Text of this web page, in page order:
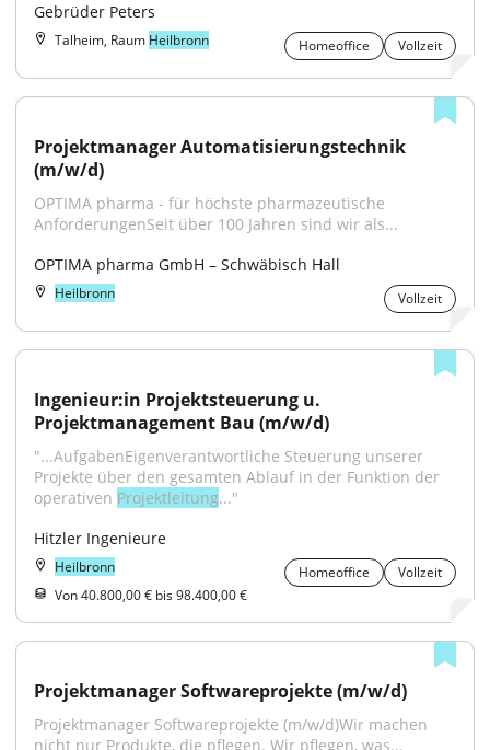
Gebrüder Peters
Talheim, Raum Heilbronn Homeoffice Vollzeit
Projektmanager Automatisierungstechnik
(m/w/d)
OPTIMA pharma - für höchste pharmazeutische
AnforderungenSeit über 100 Jahren sind wir als...
OPTIMA pharma GmbH – Schwäbisch Hall
Heilbronn Vollzeit
Ingenieur:in Projektsteuerung u.
Projektmanagement Bau (m/w/d)
"...AufgabenEigenverantwortliche Steuerung unserer
Projekte über den gesamten Ablauf in der Funktion der
operativen Projektleitung..."
Hitzler Ingenieure
Heilbronn Homeoffice
Vollzeit
Von 40.800,00 € bis 98.400,00 €
Projektmanager Softwareprojekte (m/w/d)
Projektmanager Softwareprojekte (m/w/d)Wir machen
nicht nur Produkte, die pflegen. Wir pflegen, was...